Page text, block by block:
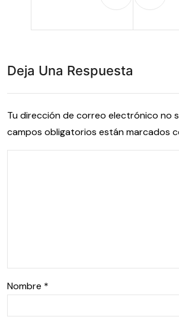
Deja Una Respuesta
Tu dirección de correo electrónico no
campos obligatorios están marcados
Nombre *